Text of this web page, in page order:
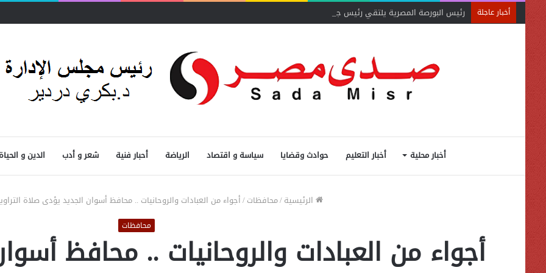
أخبار عاجلة رئيس البورصة المصرية يلتقي رئيس جهاز التمثيل التجاري
أخبار محلية أخبار التعليم حوادث وقضايا سياسة و اقتصاد الرياضة أحبار فنية شعر و أدب الدين و الحياة
الرئيسية/محافظات/أجواء من العبادات والروحانيات .. محافظ أسوان الجديد يؤدى صلاة
محافظات
أجواء من العبادات والروحانيات .. محافظ